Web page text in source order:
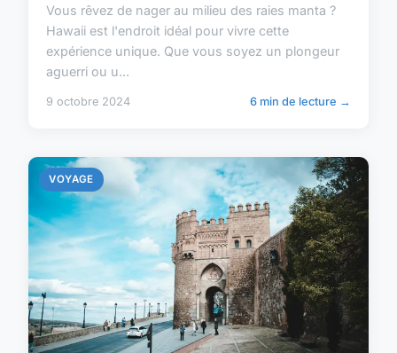
Vous rêvez de nager au milieu des raies manta ?
Hawaii est l'endroit idéal pour vivre cette
expérience unique. Que vous soyez un plongeur
aguerri ou u...
9 octobre 2024 6 min de lecture →
VOYAGE